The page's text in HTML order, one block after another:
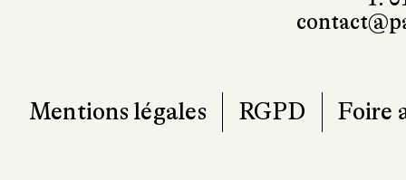
Mentions légales RGPD Foire